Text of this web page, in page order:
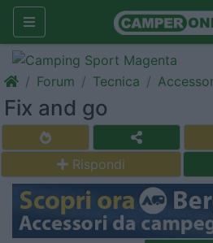
Forum Tecnica
Fix and go
Rispondi